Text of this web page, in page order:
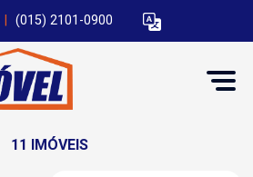
(015) 2101-0900
11 IMÓVEIS